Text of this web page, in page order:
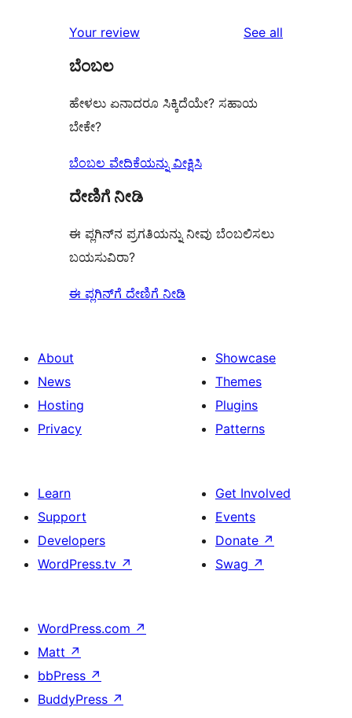
reviews
star
reviews
Your review See all
ಬೆಂಬಲ
ಹೇಳಲು ಏನಾದರೂ ಸಿಕ್ಕಿದೆಯೇ? ಸಹಾಯ
ಬೇಕೇ?
ಬೆಂಬಲ ವೇದಿಕೆಯನ್ನು ವೀಕ್ಷಿಸಿ
ದೇಣಿಗೆ ನೀಡಿ
ಈ ಪ್ಲಗಿನ್‌ನ ಪ್ರಗತಿಯನ್ನು ನೀವು ಬೆಂಬಲಿಸಲು
ಬಯಸುವಿರಾ?
ಈ ಪ್ಲಗಿನ್‌ಗೆ ದೇಣಿಗೆ ನೀಡಿ
About
News
Hosting
Privacy
Showcase
Themes
Plugins
Patterns
Learn
Support
Developers
WordPress.tv ↗
Get Involved
Events
Donate ↗
Swag ↗
WordPress.com ↗
Matt ↗
bbPress ↗
BuddyPress ↗